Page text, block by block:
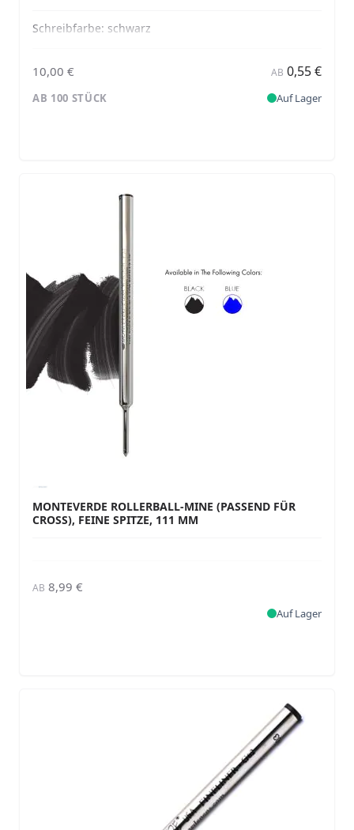
Schreibfarbe: schwarz
10,00 € AB 0,55 €
AB 100 STÜCK Auf Lager
MONTEVERDE ROLLERBALL-MINE (PASSEND FÜR
CROSS), FEINE SPITZE, 111 MM
AB 8,99 €
Auf Lager